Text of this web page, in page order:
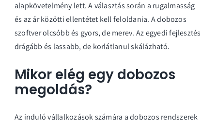
alapkövetelmény lett. A választás során a rugalmasság
és az ár közötti ellentétet kell feloldania. A dobozos
szoftver olcsóbb és gyors, de merev. Az egyedi fejlesztés
drágább és lassabb, de korlátlanul skálázható.
Mikor elég egy dobozos
megoldás?
Az induló vállalkozások számára a dobozos rendszerek